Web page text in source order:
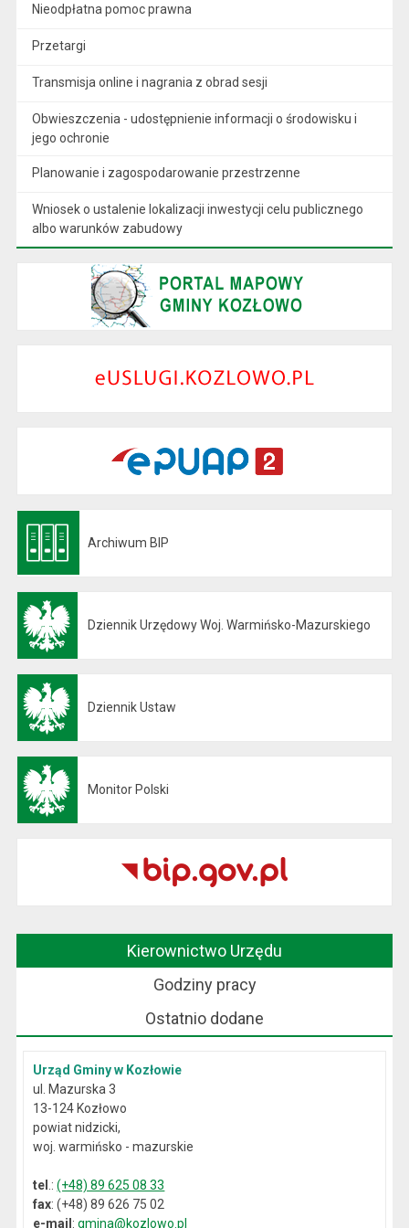
Nieodpłatna pomoc prawna
Przetargi
Transmisja online i nagrania z obrad sesji
Obwieszczenia - udostępnienie informacji o środowisku i
jego ochronie
Planowanie i zagospodarowanie przestrzenne
Wniosek o ustalenie lokalizacji inwestycji celu publicznego
albo warunków zabudowy
Archiwum BIP
Dziennik Urzędowy Woj. Warmińsko-Mazurskiego
Dziennik Ustaw
Monitor Polski
Kierownictwo Urzędu
Godziny pracy
Ostatnio dodane
Urząd Gminy w Kozłowie
ul. Mazurska 3
13-124 Kozłowo
powiat nidzicki,
woj. warmińsko - mazurskie
tel .:(+48) 89 625 08 33
fax: (+48) 89 626 75 02
e-mail:gmina@kozlowo.pl